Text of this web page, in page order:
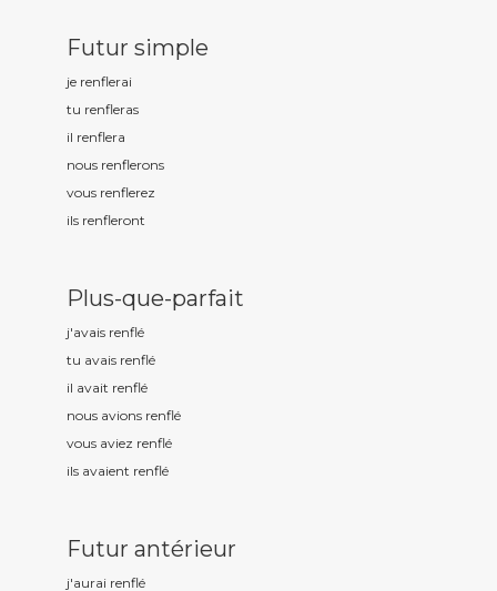
Futur simple
je renflerai
tu renfleras
il renflera
nous renflerons
vous renflerez
ils renfleront
Plus-que-parfait
j'avais renflé
tu avais renflé
il avait renflé
nous avions renflé
vous aviez renflé
ils avaient renflé
Futur antérieur
j'aurai renflé